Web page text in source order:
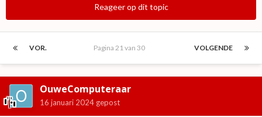
Reageer op dit topic
VOR. VOLGENDE
Pagina 21 van 30
OuweComputeraar
16 januari 2024 gepost